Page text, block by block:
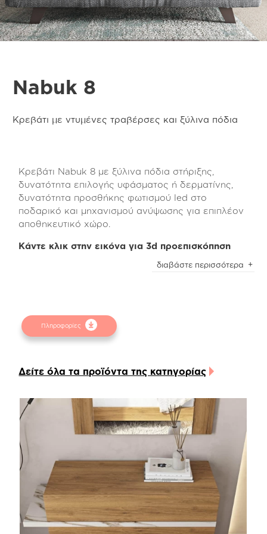
Nabuk 8
Κρεβάτι με ντυμένες τραβέρσες και ξύλινα πόδια
Κρεβάτι Nabuk 8 με ξύλινα πόδια στήριξης,
δυνατότητα επιλογής υφάσματος ή δερματίνης,
δυνατότητα προσθήκης φωτισμού led στο
ποδαρικό και μηχανισμού ανύψωσης για επιπλέον
αποθηκευτικό χώρο.
Κάντε κλικ στην εικόνα για 3d προεπισκόπηση
Το κρεβάτι Nabuk 8 είναι επενδυμένο με ύφασμα
κρεβάτι.
Διαλέγοντας είτε την δερματίνη είτε το ύφασμα
στυλ.
ύφασμα είναι σταθερό σε όλα τα σημεία του
κρεβατιού, συνεπώς θα πρέπει επιλέξετε ένα
ύφασμα αλέκιαστο και αδιάβροχο για μεγαλύτερη
διάρκεια ζωής. Σε περίπτωση που επιλέξετε
δερματίνη, το καθάρισμα γίνεται αυτόματα
ευκολότερο.
Το κρεβάτι Nabuk προσφέρει πολλές
διαφορετικές επιλογές σχετικά με την βάση
στήριξης. Εκτός από τα ξύλινα λακαριστά πόδια,
υπάρχει η δυνατότητα να μπει μεταλλική ή ξύλινη
διαβάστε περισσότερα
Πληροφορίες
Δείτε όλα τα προϊόντα της κατηγορίας